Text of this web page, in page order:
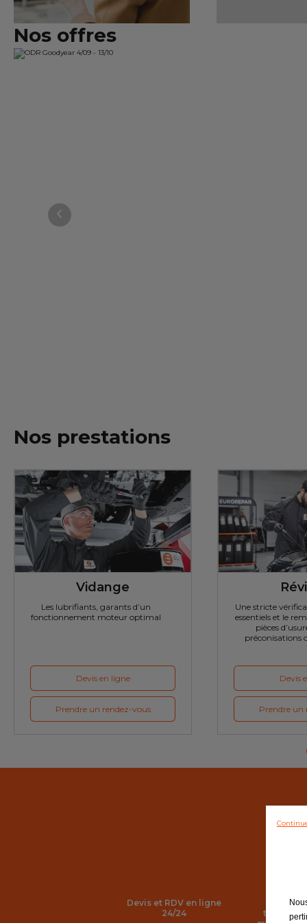
Nos offres
Nos prestations
Vidange
Les lubrifiants, garants d’un
fonctionnement moteur optimal
Devis en ligne
Prendre un rendez-vous
Une stricte
essentiels et le
pièces
préconisations
Devis
Prendre un
Devis et RDV en ligne
24/24